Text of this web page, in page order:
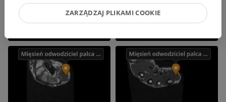
ZARZĄDZAJ PLIKAMI COOKIE